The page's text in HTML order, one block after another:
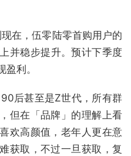
在，伍零陆零首购用户的
并稳步提升。预计下季度
利。
后甚至是Z世代，所有群
但在「品牌」的理解上看
欢高颜值，老年人更在意
获取，不过一旦获取，复